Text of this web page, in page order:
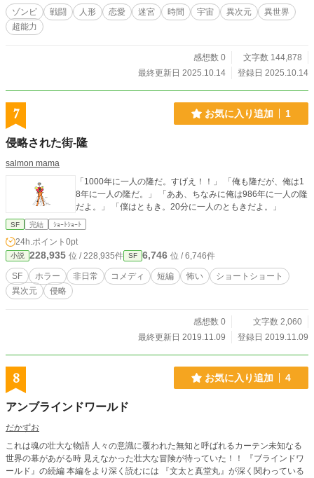
社会を支えてほしいと頼み、ラサ島の統治を託す。 ゲート
に飲み込まれた者たちは、そのほとんどが現実世界に戻って
はめとなり、２３歳の女性は、夢見がちな中学生に戻って、
狂った重力構造の古城で数々の奇妙な体験を余儀なくされる
ゾンビ 戦闘 人形 恋愛 迷宮 時間 宇宙 異次元
異世界
超能力
感想数 0
文字数 144,878
最終更新日 2025.10.14
登録日 2025.10.14
7 お気に入り追加 1
侵略された街-隆
salmon mama
「1000年に一人の隆だ。すげえ！！」 「俺も隆だが、俺は1
8年に一人の隆だ。」 「ああ、ちなみに俺は986年に一人の隆
だよ。」 「僕はともき。20分に一人のともきだよ。」
SF 完結 ｼｮｰﾄｼｮｰﾄ
24h.ポイント 0pt
小説 228,935 位 / 228,935件 SF 6,746 位 / 6,746件
SF ホラー 非日常 コメディ 短編 怖い
ショートショート
異次元
侵略
感想数 0
文字数 2,060
最終更新日 2019.11.09
登録日 2019.11.09
8 お気に入り追加 4
アンブラインドワールド
だかずお
これは魂の壮大な物語 人々の意識に覆われた無知と呼ばれるカーテン未知なる
世界の幕があがる時 見えなかった壮大な冒険が待っていた！！ 『ブラインドワ
ールド』の続編 本編をより深く読むには 『文太と真堂丸』が深く関わっている